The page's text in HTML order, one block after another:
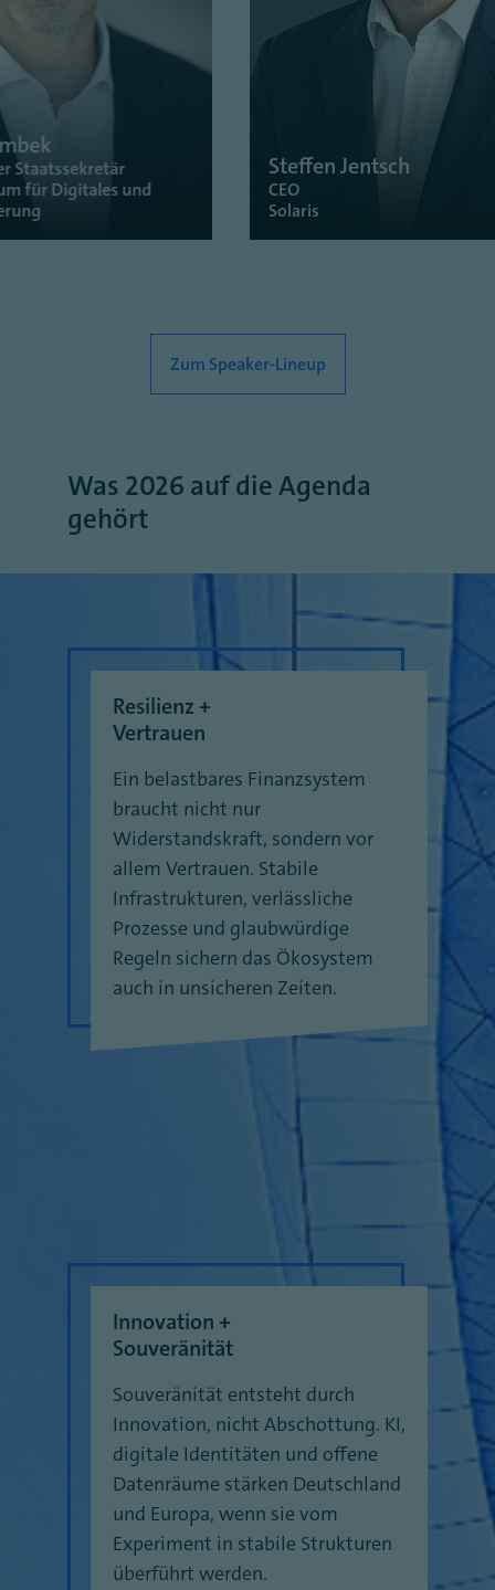
Steffen Jentsch
CEO
Solaris
Zum Speaker-Lineup
Was 2026 auf die Agenda
gehört
Resilienz +
Vertrauen
Ein belastbares Finanzsystem
braucht nicht nur
Widerstandskraft, sondern vor
allem Vertrauen. Stabile
Infrastrukturen, verlässliche
Prozesse und glaubwürdige
Regeln sichern das Ökosystem
auch in unsicheren Zeiten.
Innovation +
Souveränität
Souveränität entsteht durch
Innovation, nicht Abschottung. KI,
digitale Identitäten und offene
Datenräume stärken Deutschland
und Europa, wenn sie vom
Experiment in stabile Strukturen
überführt werden.